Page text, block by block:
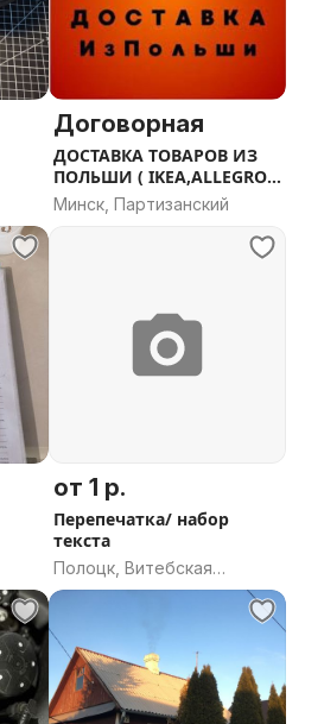
Договорная
ДОСТАВКА ТОВАРОВ ИЗ
ПОЛЬШИ ( IKEA,ALLEGRO,
CENEO)
Минск, Партизанский
от 1 р.
Перепечатка/ набор
текста
Полоцк, Витебская
область